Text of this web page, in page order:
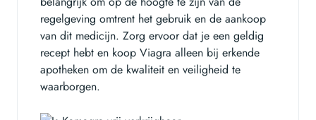
regelgeving omtrent het gebruik en de aankoop
van dit medicijn. Zorg ervoor dat je een geldig
recept hebt en koop Viagra alleen bij erkende
apotheken om de kwaliteit en veiligheid te
waarborgen.